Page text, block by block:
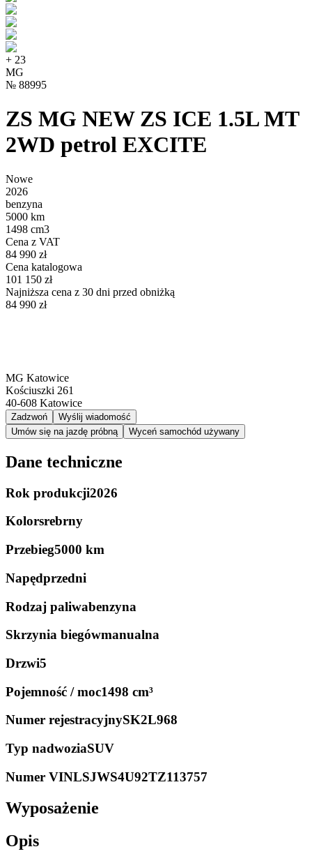
+ 23
MG
№ 88995
ZS MG NEW ZS ICE 1.5L MT
2WD petrol EXCITE
Nowe
2026
benzyna
5000 km
1498 cm3
Cena z VAT
84 990 zł
Cena katalogowa
101 150 zł
Najniższa cena z 30 dni przed obniżką
84 990 zł
MG Katowice
Kościuszki 261
40-608 Katowice
Zadzwoń
Wyślij wiadomość
Umów się na jazdę próbną
Wyceń samochód używany
Dane techniczne
Rok produkcji2026
Kolorsrebrny
Przebieg5000 km
Napędprzedni
Rodzaj paliwabenzyna
Skrzynia biegówmanualna
Drzwi5
Pojemność / moc1498 cm³
Numer rejestracyjnySK2L968
Typ nadwoziaSUV
Numer VINLSJWS4U92TZ113757
Wyposażenie
Opis